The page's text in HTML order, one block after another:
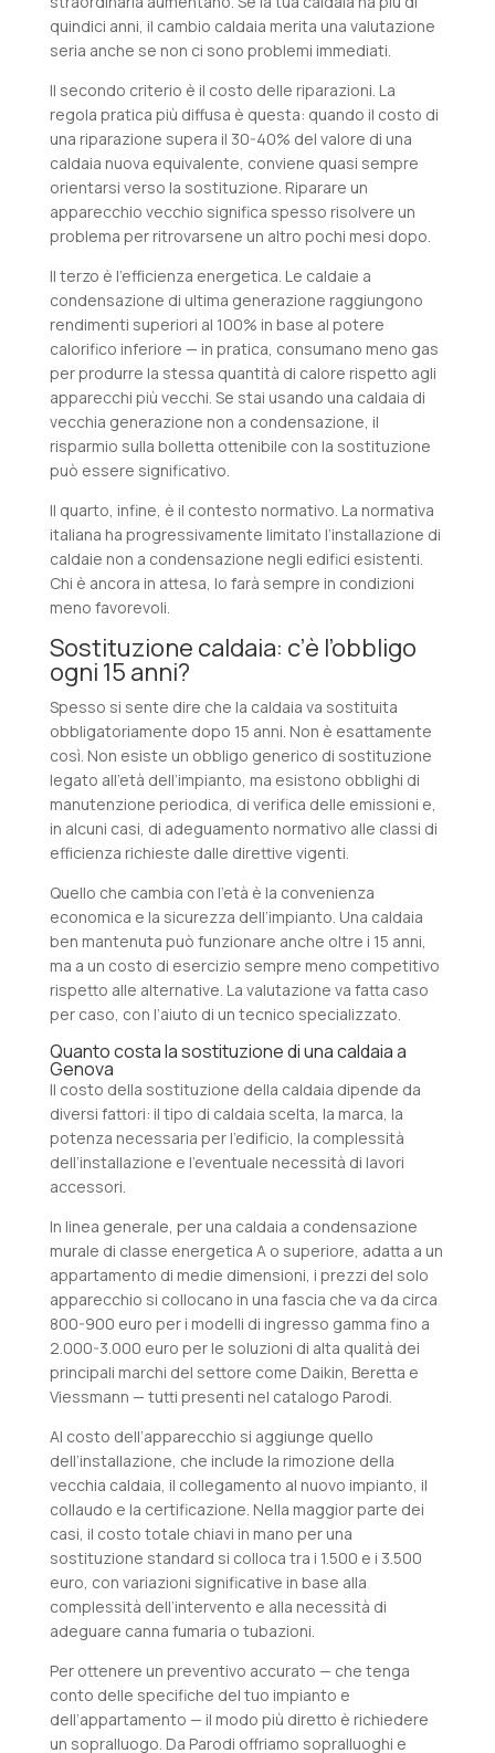
quindici anni, il cambio caldaia merita una valutazione
seria anche se non ci sono problemi immediati.
Il secondo criterio è il costo delle riparazioni. La
regola pratica più diffusa è questa: quando il costo di
una riparazione supera il 30-40% del valore di una
caldaia nuova equivalente, conviene quasi sempre
orientarsi verso la sostituzione. Riparare un
apparecchio vecchio significa spesso risolvere un
problema per ritrovarsene un altro pochi mesi dopo.
Il terzo è l’efficienza energetica. Le caldaie a
condensazione di ultima generazione raggiungono
rendimenti superiori al 100% in base al potere
calorifico inferiore — in pratica, consumano meno gas
per produrre la stessa quantità di calore rispetto agli
apparecchi più vecchi. Se stai usando una caldaia di
vecchia generazione non a condensazione, il
risparmio sulla bolletta ottenibile con la sostituzione
può essere significativo.
Il quarto, infine, è il contesto normativo. La normativa
italiana ha progressivamente limitato l’installazione di
caldaie non a condensazione negli edifici esistenti.
Chi è ancora in attesa, lo farà sempre in condizioni
meno favorevoli.
Sostituzione caldaia: c’è l’obbligo
ogni 15 anni?
Spesso si sente dire che la caldaia va sostituita
obbligatoriamente dopo 15 anni. Non è esattamente
così. Non esiste un obbligo generico di sostituzione
legato all’età dell’impianto, ma esistono obblighi di
manutenzione periodica, di verifica delle emissioni e,
in alcuni casi, di adeguamento normativo alle classi di
efficienza richieste dalle direttive vigenti.
Quello che cambia con l’età è la convenienza
economica e la sicurezza dell’impianto. Una caldaia
ben mantenuta può funzionare anche oltre i 15 anni,
ma a un costo di esercizio sempre meno competitivo
rispetto alle alternative. La valutazione va fatta caso
per caso, con l’aiuto di un tecnico specializzato.
Quanto costa la sostituzione di una caldaia a
Genova
Il costo della sostituzione della caldaia dipende da
diversi fattori: il tipo di caldaia scelta, la marca, la
potenza necessaria per l’edificio, la complessità
dell’installazione e l’eventuale necessità di lavori
accessori.
In linea generale, per una caldaia a condensazione
murale di classe energetica A o superiore, adatta a un
appartamento di medie dimensioni, i prezzi del solo
apparecchio si collocano in una fascia che va da circa
800-900 euro per i modelli di ingresso gamma fino a
2.000-3.000 euro per le soluzioni di alta qualità dei
principali marchi del settore come Daikin, Beretta e
Viessmann — tutti presenti nel catalogo Parodi.
Al costo dell’apparecchio si aggiunge quello
dell’installazione, che include la rimozione della
vecchia caldaia, il collegamento al nuovo impianto, il
collaudo e la certificazione. Nella maggior parte dei
casi, il costo totale chiavi in mano per una
sostituzione standard si colloca tra i 1.500 e i 3.500
euro, con variazioni significative in base alla
complessità dell’intervento e alla necessità di
adeguare canna fumaria o tubazioni.
Per ottenere un preventivo accurato — che tenga
conto delle specifiche del tuo impianto e
dell’appartamento — il modo più diretto è richiedere
un sopralluogo. Da Parodi offriamo sopralluoghi e